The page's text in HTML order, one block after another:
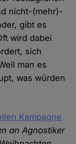
nicht-(mehr)-
gibt es
wird dabei
sich
man es
was würden
Kampagne
an Agnostiker